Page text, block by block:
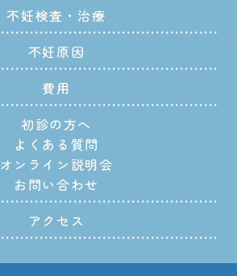
不妊検査・治療
不妊原因
費用
初診の方へ
よくある質問
オンライン説明会
お問い合わせ
アクセス